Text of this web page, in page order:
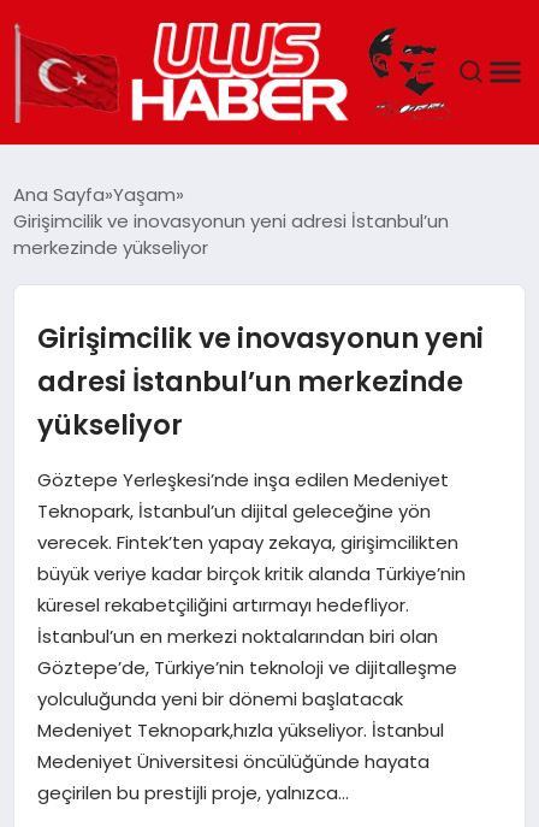
DÜNYA
SIYASET
TEKNOLOJI
EĞITIM
MAGAZIN
SPOR
YAŞAM
Ana Sayfa Yaşam
Girişimcilik ve inovasyonun yeni adresi İstanbul’un
merkezinde yükseliyor
Girişimcilik ve inovasyonun yeni
adresi İstanbul’un merkezinde
yükseliyor
Göztepe Yerleşkesi’nde inşa edilen Medeniyet
Teknopark, İstanbul’un dijital geleceğine yön
verecek. Fintek’ten yapay zekaya, girişimcilikten
büyük veriye kadar birçok kritik alanda Türkiye’nin
küresel rekabetçiliğini artırmayı hedefliyor.
İstanbul’un en merkezi noktalarından biri olan
Göztepe’de, Türkiye’nin teknoloji ve dijitalleşme
yolculuğunda yeni bir dönemi başlatacak
Medeniyet Teknopark,hızla yükseliyor. İstanbul
Medeniyet Üniversitesi öncülüğünde hayata
geçirilen bu prestijli proje, yalnızca…